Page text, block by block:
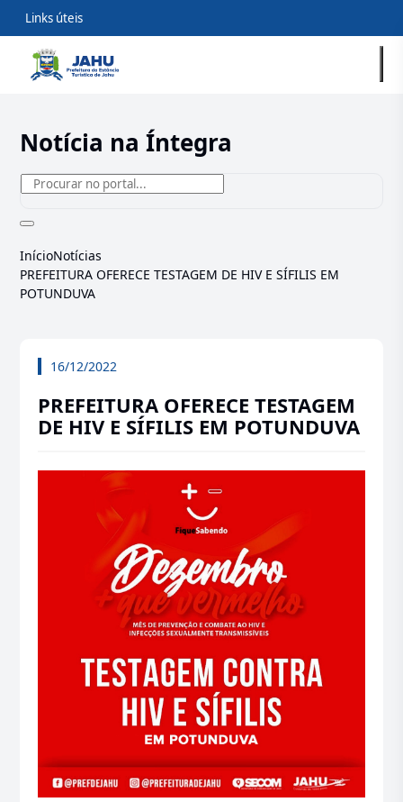
Links úteis
Notícia na Íntegra
InícioNotícias
PREFEITURA OFERECE TESTAGEM DE HIV E SÍFILIS EM
POTUNDUVA
16/12/2022
PREFEITURA OFERECE TESTAGEM
DE HIV E SÍFILIS EM POTUNDUVA